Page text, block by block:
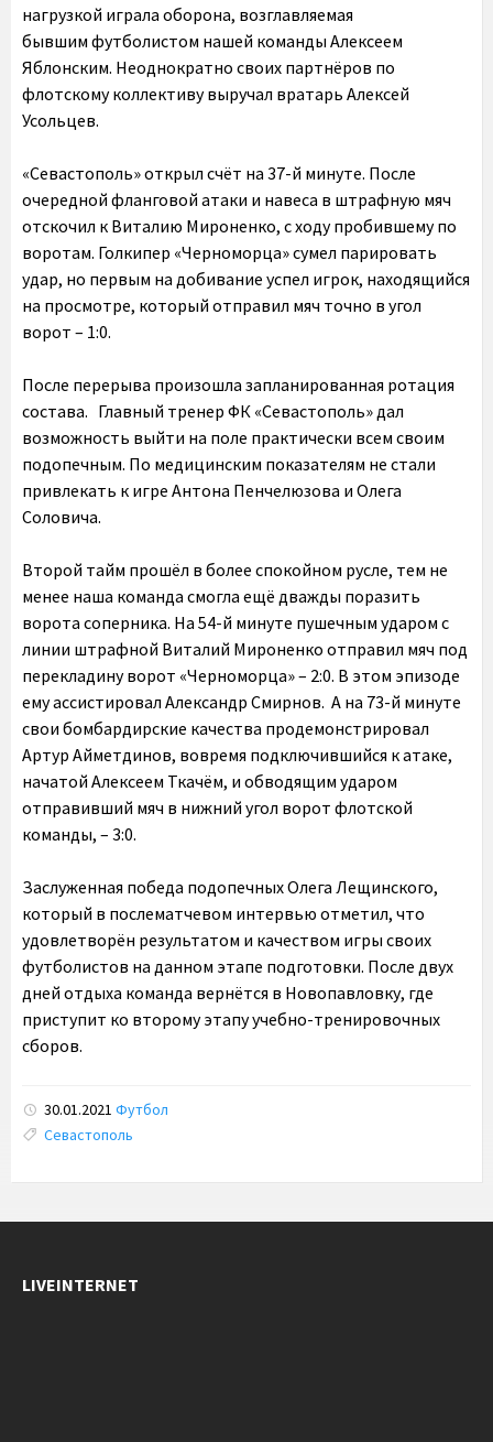
нагрузкой играла оборона, возглавляемая
бывшим футболистом нашей команды Алексеем
Яблонским. Неоднократно своих партнёров по
флотскому коллективу выручал вратарь Алексей
Усольцев.
«Севастополь» открыл счёт на 37-й минуте. После
очередной фланговой атаки и навеса в штрафную мяч
отскочил к Виталию Мироненко, с ходу пробившему по
воротам. Голкипер «Черноморца» сумел парировать
удар, но первым на добивание успел игрок, находящийся
на просмотре, который отправил мяч точно в угол
ворот – 1:0.
После перерыва произошла запланированная ротация
состава. Главный тренер ФК «Севастополь» дал
возможность выйти на поле практически всем своим
подопечным. По медицинским показателям не стали
привлекать к игре Антона Пенчелюзова и Олега
Соловича.
Второй тайм прошёл в более спокойном русле, тем не
менее наша команда смогла ещё дважды поразить
ворота соперника. На 54-й минуте пушечным ударом с
линии штрафной Виталий Мироненко отправил мяч под
перекладину ворот «Черноморца» – 2:0. В этом эпизоде
ему ассистировал Александр Смирнов. А на 73-й минуте
свои бомбардирские качества продемонстрировал
Артур Айметдинов, вовремя подключившийся к атаке,
начатой Алексеем Ткачём, и обводящим ударом
отправивший мяч в нижний угол ворот флотской
команды, – 3:0.
Заслуженная победа подопечных Олега Лещинского,
который в послематчевом интервью отметил, что
удовлетворён результатом и качеством игры своих
футболистов на данном этапе подготовки. После двух
дней отдыха команда вернётся в Новопавловку, где
приступит ко второму этапу учебно-тренировочных
сборов.
30.01.2021 Футбол
Tags:
Севастополь
LIVEINTERNET